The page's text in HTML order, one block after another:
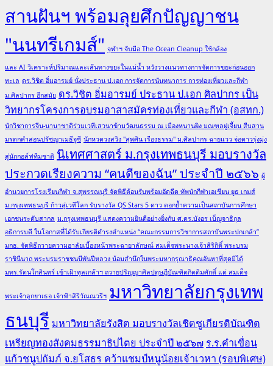
สานฝันฯ พร้อมลุยศึกปัญญาชน
"นนทรีเกมส์" จุฬาฯ จับมือ The Ocean Cleanup ใช้กล้อง
และ AI วิเคราะห์ปริมาณและเส้นทางขยะในแม่น้ำ หวังวางแนวทางการจัดการขยะก่อนออก
ทะเล ดร.วิชิต อิ่มอารมย์ นั่งประธาน ป.เอก การจัดการนันทนาการ การท่องเที่ยวและกีฬา
ม.ศิลปากร อีกสมัย ดร.วิชิต อิ่มอารมย์ ประธาน ป.เอก ศิลปากร เป็น
วิทยากรโครงการอบรมอาสาสมัครท่องเที่ยวและกีฬา (อสทก.)
นักวิชาการจีน-นานาชาติร่วมเวทีเสวนาข้ามวัฒนธรรม ณ เมืองหนานผิง มณฑลฝูเจี้ยน สืบสาน
มรดกคำสอนปรัชญาเมธีจูซี นักหวดวงสวิง "สุพศิน เรืองธรรม" ม.ศิลปากร ฉายแวว จ่อดาวรุ่งมุ่ง
สู่นักกอล์ฟทีมชาติ นิเทศศาสตร์ ม.กรุงเทพธนบุรี มอบรางวัล
ประกวดเรียงความ “คนดีของฉัน” ประจำปี ๒๕๖๖ ผู้
อำนวยการโรงเรียนกีฬา จ.สุพรรณบุรี จัดพิธีต้อนรับพร้อมอัดฉีด ทัพนักกีฬาเอเชียน ยูธ เกมส์
ม.กรุงเทพธนบุรี ก้าวสู่เวทีโลก รับรางวัล QS Stars 5 ดาว ตอกย้ำความเป็นสถาบันการศึกษา
เอกชนระดับสากล ม.กรุงเทพธนบุรี แสดงความยินดีอย่างยิ่งกับ ศ.ดร.บังอร เบ็ญจาธิกุล
อธิการบดี ในโอกาสที่ได้รับเกียรติดำรงตำแหน่ง “คณะกรรมการวิชาการสถาบันพระปกเกล้า”
มกธ. จัดพิธีถวายความอาลัยเบื้องหน้าพระฉายาลักษณ์ สมเด็จพระนางเจ้าสิริกิติ์ พระบรม
ราชินีนาถ พระบรมราชชนนีพันปีหลวง น้อมสำนึกในพระมหากรุณาธิคุณอันหาที่สุดมิได้
มทร.รัตนโกสินทร์ เข้าเฝ้าทูลเกล้าฯ ถวายปริญญาศิลปดุษฎีบัณฑิตกิตติมศักดิ์ แด่ สมเด็จ
พระเจ้าลูกยาเธอ เจ้าฟ้าสิริวัณณวรีฯ มหาวิทยาลัยกรุงเทพ
ธนบุรี มหาวิทยาลัยรังสิต มอบรางวัลเชิดชูเกียรติบัณฑิต
เหรียญทองสังคมธรรมาธิปไตย ประจำปี ๒๕๖๗ ร.ร.คำเขื่อน
แก้วชนูปถัมภ์ จ.ยโสธร คว้าแชมป์หนูน้อยเจ้าเวหา (รอบพิเศษ)